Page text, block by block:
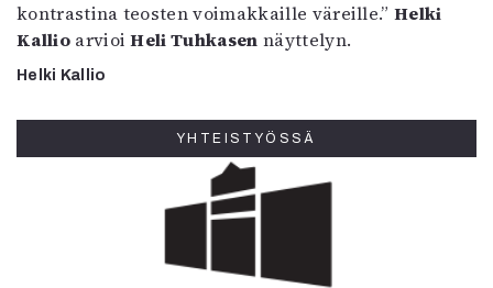
kontrastina teosten voimakkaille väreille.”Helki
KallioarvioiHeli Tuhkasen näyttelyn.
Helki Kallio
YHTEISTYÖSSÄ